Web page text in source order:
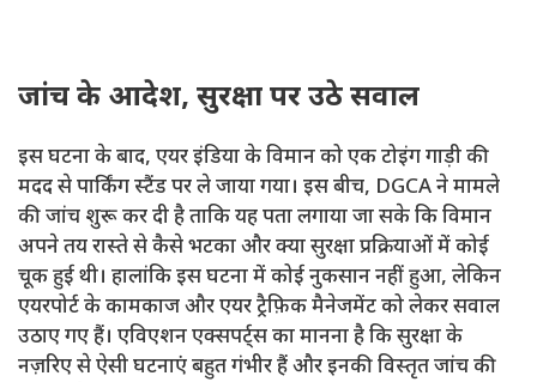
जांच के आदेश, सुरक्षा पर उठे सवाल
इस घटना के बाद, एयर इंडिया के विमान को एक टोइंग गाड़ी की
मदद से पार्किंग स्टैंड पर ले जाया गया। इस बीच, DGCA ने मामले
की जांच शुरू कर दी है ताकि यह पता लगाया जा सके कि विमान
अपने तय रास्ते से कैसे भटका और क्या सुरक्षा प्रक्रियाओं में कोई
चूक हुई थी। हालांकि इस घटना में कोई नुकसान नहीं हुआ, लेकिन
एयरपोर्ट के कामकाज और एयर ट्रैफ़िक मैनेजमेंट को लेकर सवाल
उठाए गए हैं। एविएशन एक्सपर्ट्स का मानना ​​है कि सुरक्षा के
नज़रिए से ऐसी घटनाएं बहुत गंभीर हैं और इनकी विस्तृत जांच की